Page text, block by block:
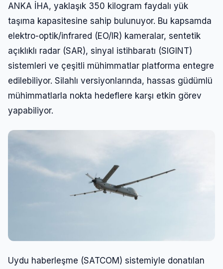
ANKA İHA, yaklaşık 350 kilogram faydalı yük
taşıma kapasitesine sahip bulunuyor. Bu kapsamda
elektro-optik/infrared (EO/IR) kameralar, sentetik
açıklıklı radar (SAR), sinyal istihbaratı (SIGINT)
sistemleri ve çeşitli mühimmatlar platforma entegre
edilebiliyor. Silahlı versiyonlarında, hassas güdümlü
mühimmatlarla nokta hedeflere karşı etkin görev
yapabiliyor.
Uydu haberleşme (SATCOM) sistemiyle donatılan